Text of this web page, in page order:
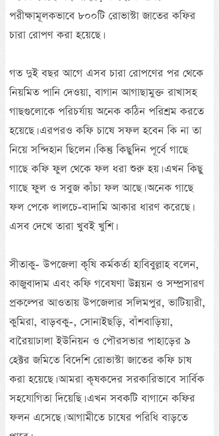
পরীক্ষামূলকভাবে ৮০০টি রোভাস্টা জাতের কফির
চারা রোপণ করা হয়েছে।
গত দুই বছর আগে এসব চারা রোপণের পর থেকে
নিয়মিত পানি দেওয়া, বাগান আগাছামুক্ত রাখাসহ
গাছগুলোকে পরিচর্যায় অনেক কঠিন পরিশ্রম করতে
হয়েছে। এরপরও কফি চাষে সফল হবেন কি না তা
নিয়ে সন্দিহান ছিলেন। কিন্তু কিছুদিন পূর্বে গাছে
গাছে কফি ফুল থেকে ফল ধরা শুরু হয়। এখন কিছু
গাছে ফুল ও সবুজ কাঁচা ফল আছে। অনেক গাছে
ফল পেকে লালচে-বাদামি আকার ধারণ করেছে।
এসব দেখে তারা খুবই খুশি।
সীতাকু- উপজেলা কৃষি কর্মকর্তা হাবিবুল্লাহ বলেন,
কাজুবাদাম এবং কফি গবেষণা উন্নয়ন ও সম্প্রসারণ
প্রকল্পের আওতায় উপজেলার সলিমপুর, ভাটিয়ারী,
কুমিরা, বাড়বকু-, সোনাইছড়ি, বাঁশবাড়িয়া,
বারৈয়াঢালা ইউনিয়ন ও পৌরসভার পাহাড়ের ৯
হেক্টর জমিতে বিদেশি রোভাস্টা জাতের কফি চাষ
করা হয়েছে। আমরা কৃষকদের সরকারিভাবে সার্বিক
সহযোগিতা দিয়েছি। এখন সবকটি বাগানে কফির
ফলন এসেছে। আগামীতে চাষের পরিধি বাড়তে